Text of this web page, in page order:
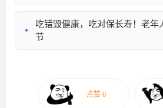
✦
吃错毁健康，吃对保长寿！老年
节